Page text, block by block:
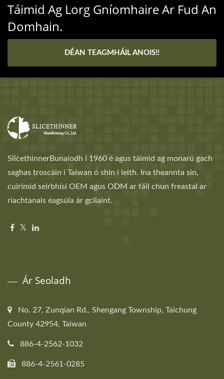
Táimid Ag Lorg Gníomhaire Ar Fud An
Domhain.
DÉAN TEAGMHÁIL ANOIS!!
SlicethinnerBunaíodh i 1960 é agus táimid ag monarú gach
saghas troscáin i Taiwan ó shin i leith. Ina theannta sin,
cuirimid seirbhísí OEM agus ODM ar fáil chun freastal ar
riachtanais éagsúla ár gcliaint.
Ár Seoladh
No. 27, Zunqian Rd., Shengang Township, Taichung
County 42954, Taiwan
886-4-2562-1032
886-4-2561-0285